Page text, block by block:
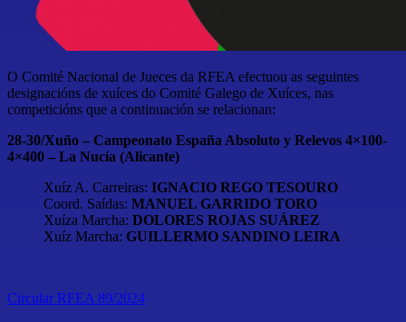
O Comité Nacional de Jueces da RFEA efectuou as seguintes
designacións de xuíces do Comité Galego de Xuíces, nas
competicións que a continuación se relacionan:
28-30/Xuño – Campeonato España Absoluto y Relevos 4×100-
4×400 – La Nucía (Alicante)
Xuíz A. Carreiras: IGNACIO REGO TESOURO
Coord. Saídas: MANUEL GARRIDO TORO
Xuíza Marcha: DOLORES ROJAS SUÁREZ
Xuíz Marcha: GUILLERMO SANDINO LEIRA
Circular RFEA 89/2024